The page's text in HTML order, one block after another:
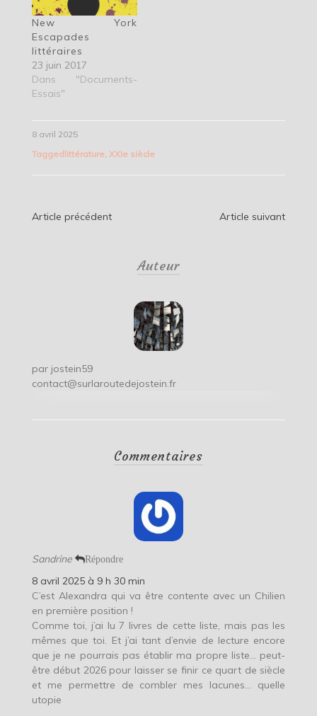
New York
Escapades
littéraires
23 juin 2017
Dans "Documents-
Essais"
8 avril 2025
Taggedlittérature, XXIe siècle
Navigation
Article précédent Article suivant
Auteur
par jostein59
contact@surlaroutedejostein.fr
Commentaires
Sandrine Répondre
8 avril 2025 à 9 h 30 min
C’est Alexandra qui va être contente avec un Chilien
en première position !
Comme toi, j’ai lu 7 livres de cette liste, mais pas les
mêmes que toi. Et j’ai tant d’envie de lecture encore
que je ne pourrais pas établir ma propre liste… peut-
être début 2026 pour laisser se finir ce quart de siècle
et me permettre de combler mes lacunes… quelle
utopie